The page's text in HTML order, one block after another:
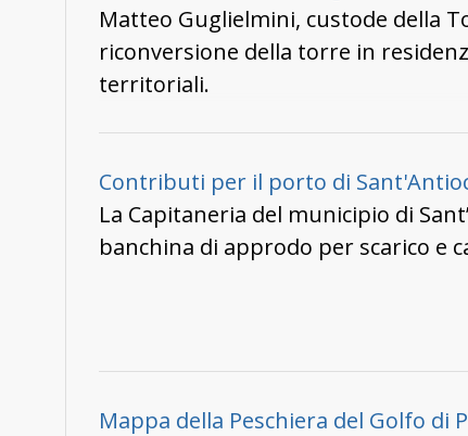
Matteo Guglielmini, custode della
riconversione della torre in
territoriali.
Contributi per il porto di
La Capitaneria del municipio di
banchina di approdo per scarico e
Mappa della Peschiera del Golfo di